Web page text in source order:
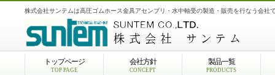
株式会社サンテムは高圧ゴムホース金具アセンブリ・水中軸受の製造・販売を行なう会社
トップページ
TOP PAGE
会社方針
CONCEPT
製品一覧
PRODUCTS